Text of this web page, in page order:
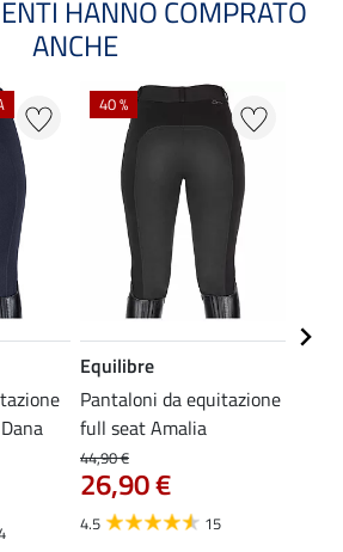
HANNO COMPRATO
ANCHE
40 %
Equilibre
Pantaloni da equitazione
full seat Amalia
44,90 €
26,90 €
4.5 15